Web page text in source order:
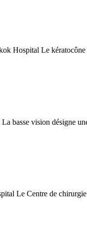
Hospital Le
basse vision désigne
Le Centre de